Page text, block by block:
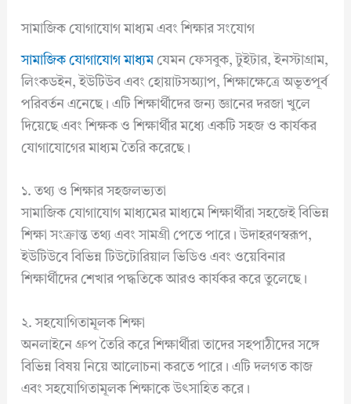
সামাজিক যোগাযোগ মাধ্যম এবং শিক্ষার সংযোগ
সামাজিক যোগাযোগ মাধ্যম যেমন ফেসবুক, টুইটার, ইনস্টাগ্রাম,
লিংকডইন, ইউটিউব এবং হোয়াটসঅ্যাপ, শিক্ষাক্ষেত্রে অভূতপূর্ব
পরিবর্তন এনেছে। এটি শিক্ষার্থীদের জন্য জ্ঞানের দরজা খুলে
দিয়েছে এবং শিক্ষক ও শিক্ষার্থীর মধ্যে একটি সহজ ও কার্যকর
যোগাযোগের মাধ্যম তৈরি করেছে।
১. তথ্য ও শিক্ষার সহজলভ্যতা
সামাজিক যোগাযোগ মাধ্যমের মাধ্যমে শিক্ষার্থীরা সহজেই বিভিন্ন
শিক্ষা সংক্রান্ত তথ্য এবং সামগ্রী পেতে পারে। উদাহরণস্বরূপ,
ইউটিউবে বিভিন্ন টিউটোরিয়াল ভিডিও এবং ওয়েবিনার
শিক্ষার্থীদের শেখার পদ্ধতিকে আরও কার্যকর করে তুলেছে।
২. সহযোগিতামূলক শিক্ষা
অনলাইনে গ্রুপ তৈরি করে শিক্ষার্থীরা তাদের সহপাঠীদের সঙ্গে
বিভিন্ন বিষয় নিয়ে আলোচনা করতে পারে। এটি দলগত কাজ
এবং সহযোগিতামূলক শিক্ষাকে উৎসাহিত করে।